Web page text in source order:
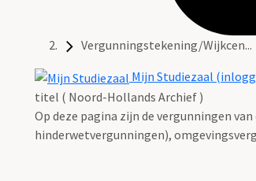
Vergunningstekening/Wijkcen...
Mijn Studiezaal
titel ( Noord-Hollands Archief )
Op deze pagina zijn de vergunningen
hinderwetvergunningen),